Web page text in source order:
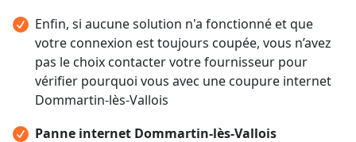
Enfin, si aucune solution n'a fonctionné et que
votre connexion est toujours coupée, vous n’avez
pas le choix contacter votre fournisseur pour
vérifier pourquoi vous avec une coupure internet
Dommartin-lès-Vallois
Panne internet Dommartin-lès-Vallois